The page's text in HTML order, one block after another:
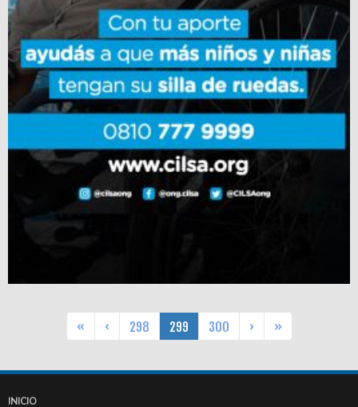
« ‹ 298 299 300 › »
INICIO